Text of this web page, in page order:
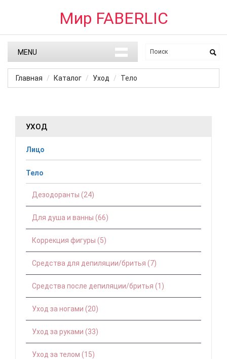
Мир FABERLIC
MENU
Главная Каталог Уход Тело
УХОД
Лицо
Тело
Дезодоранты (24)
Для душа и ванны (66)
Коррекция фигуры (5)
Средства для депиляции/бритья (7)
Средства после депиляции/бритья (1)
Уход за ногами (20)
Уход за руками (33)
Уход за телом (15)